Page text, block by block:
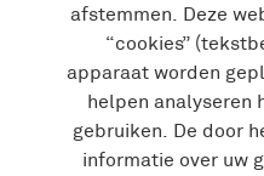
afstemmen. Deze
“cookies”
apparaat worden
helpen analyseren
gebruiken. De door
informatie over uw